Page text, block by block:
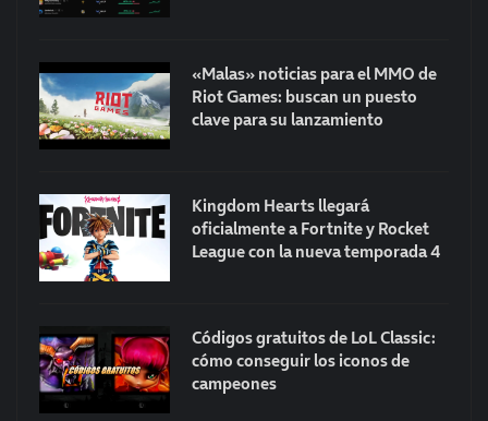
«Malas» noticias para el MMO de
Riot Games: buscan un puesto
clave para su lanzamiento
Kingdom Hearts llegará
oficialmente a Fortnite y Rocket
League con la nueva temporada 4
Códigos gratuitos de LoL Classic:
cómo conseguir los iconos de
campeones